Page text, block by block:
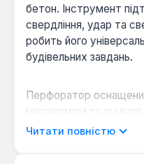
бетон. Інструмент
свердління, удар та
робить його
будівельних завдань.
Перфоратор
механізмом та ручкою
знижує навантаження
Читати повністю